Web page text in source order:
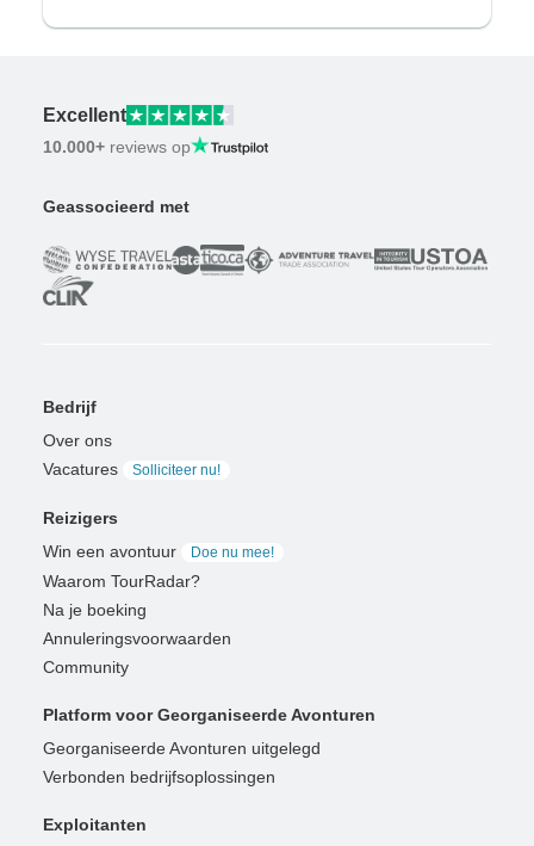
Excellent
10.000+ reviews op
Geassocieerd met
Bedrijf
Over ons
Vacatures
Solliciteer nu!
Reizigers
Win een avontuur
Doe nu mee!
Waarom TourRadar?
Na je boeking
Annuleringsvoorwaarden
Community
Platform voor Georganiseerde Avonturen
Georganiseerde Avonturen uitgelegd
Verbonden bedrijfsoplossingen
Exploitanten